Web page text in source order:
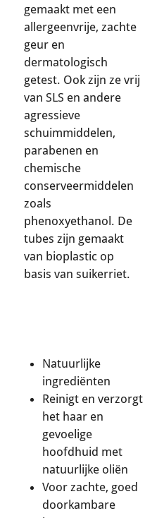
gemaakt met een
allergeenvrije, zachte
geur en
dermatologisch
getest. Ook zijn ze vrij
van SLS en andere
agressieve
schuimmiddelen,
parabenen en
chemische
conserveermiddelen
zoals
phenoxyethanol. De
tubes zijn gemaakt
van bioplastic op
basis van suikerriet.
Natuurlijke
ingrediënten
Reinigt en verzorgt
het haar en
gevoelige
hoofdhuid met
natuurlijke oliën
Voor zachte, goed
doorkambare